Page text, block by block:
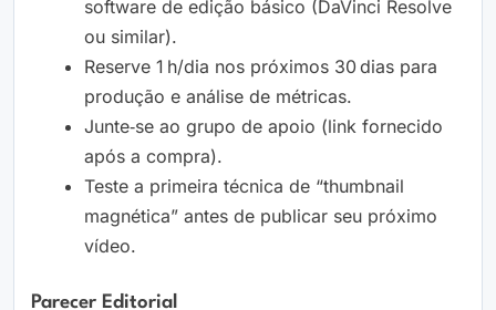
software de edição básico (DaVinci Resolve
ou similar).
Reserve 1 h/dia nos próximos 30 dias para
produção e análise de métricas.
Junte‑se ao grupo de apoio (link fornecido
após a compra).
Teste a primeira técnica de “thumbnail
magnética” antes de publicar seu próximo
vídeo.
Parecer Editorial